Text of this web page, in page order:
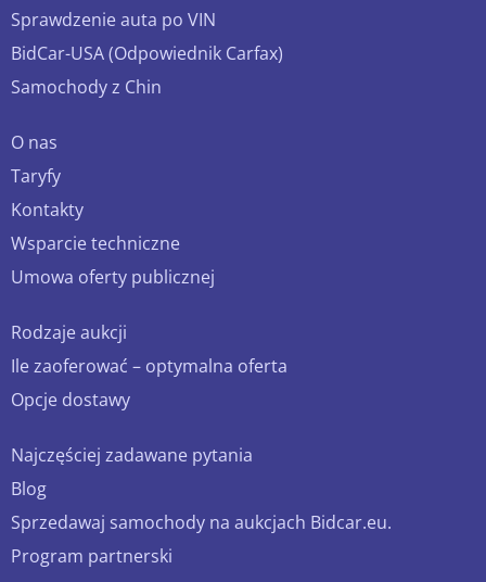
Sprawdzenie auta po VIN
BidCar-USA (Odpowiednik Carfax)
Samochody z Chin
O nas
Taryfy
Kontakty
Wsparcie techniczne
Umowa oferty publicznej
Rodzaje aukcji
Ile zaoferować – optymalna oferta
Opcje dostawy
Najczęściej zadawane pytania
Blog
Sprzedawaj samochody na aukcjach Bidcar.eu.
Program partnerski